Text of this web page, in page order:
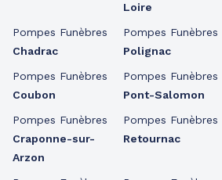
Pompes Funèbres
Chadrac
Pompes Funèbres
Coubon
Pompes Funèbres
Craponne-sur-
Arzon
Loire
Pompes Funèbres
Polignac
Pompes Funèbres
Pont-Salomon
Pompes Funèbres
Retournac